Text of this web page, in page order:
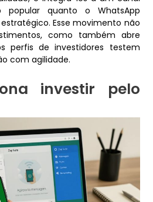
quanto o WhatsApp
Esse movimento não
como também abre
perfis de investidores testem
com agilidade.
investir pelo